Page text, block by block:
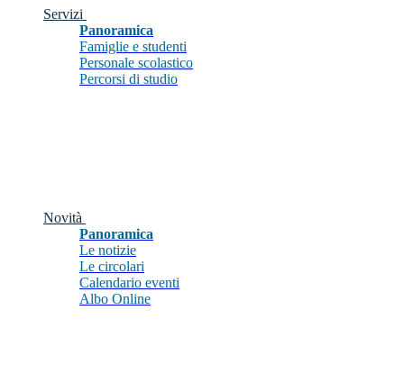
Servizi
Panoramica
Famiglie e studenti
Personale scolastico
Percorsi di studio
Novità
Panoramica
Le notizie
Le circolari
Calendario eventi
Albo Online